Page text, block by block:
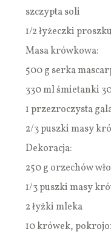
szczypta soli
1/2 łyżeczki
Masa krówkowa:
500 g serka
330 ml śmietanki
1 przezroczysta
2/3 puszki masy
Dekoracja:
250 g orzechów
1/3 puszki masy
2 łyżki mleka
10 krówek,